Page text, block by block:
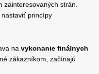
strán.
princípy
na vykonanie finálnych
zákazníkom, začínajú